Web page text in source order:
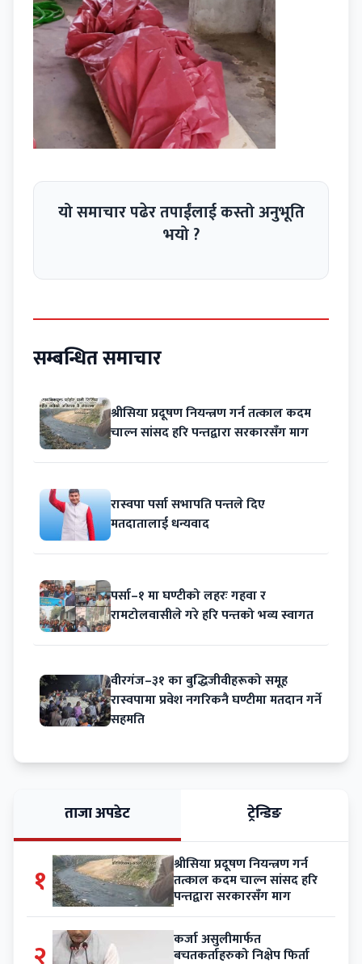
यो समाचार पढेर तपाईंलाई कस्तो अनुभूति
भयो ?
सम्बन्धित समाचार
श्रीसिया प्रदूषण नियन्त्रण गर्न तत्काल कदम
चाल्न सांसद हरि पन्तद्वारा सरकारसँग माग
रास्वपा पर्सा सभापति पन्तले दिए
मतदातालाई धन्यवाद
पर्सा–१ मा घण्टीको लहरः गहवा र
रामटोलवासीले गरे हरि पन्तको भव्य स्वागत
वीरगंज–३१ का बुद्धिजीवीहरूको समूह
रास्वपामा प्रवेश नगरिकनै घण्टीमा मतदान गर्ने
सहमति
ताजा अपडेट ट्रेन्डिङ
१ श्रीसिया प्रदूषण नियन्त्रण गर्न
तत्काल कदम चाल्न सांसद हरि
पन्तद्वारा सरकारसँग माग
कर्जा असुलीमार्फत
बचतकर्ताहरुको निक्षेप फिर्ता